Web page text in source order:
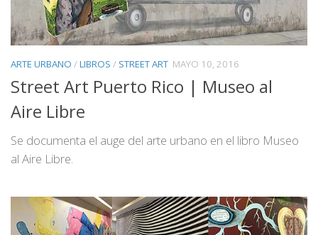
ARTE URBANO /LIBROS / STREET ART MAYO 10, 2016
Street Art Puerto Rico | Museo al
Aire Libre
Se documenta el auge del arte urbano en el libro Museo
al Aire Libre.